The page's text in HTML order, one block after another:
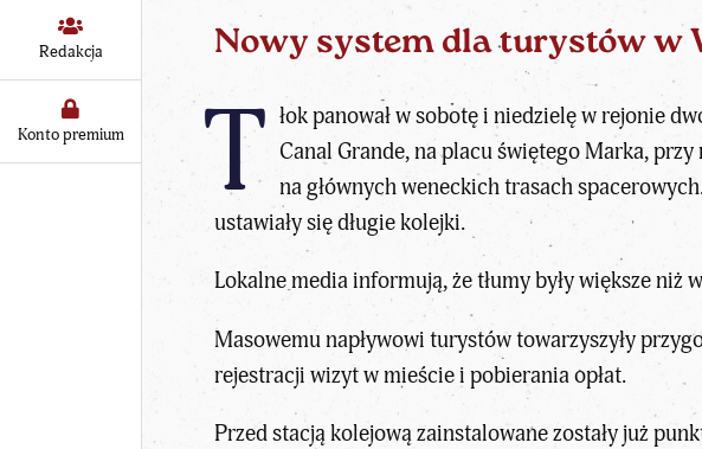
Redakcja
Konto premium
Nowy system dla turystów w
T łok panował w sobotę i niedzielę w rejonie
Canal Grande, na placu świętego Marka,
na głównych weneckich trasach
ustawiały się długie kolejki.
Lokalne media informują, że tłumy były większe niż
Masowemu napływowi turystów towarzyszyły
rejestracji wizyt w mieście i pobierania opłat.
Przed stacją kolejową zainstalowane zostały już